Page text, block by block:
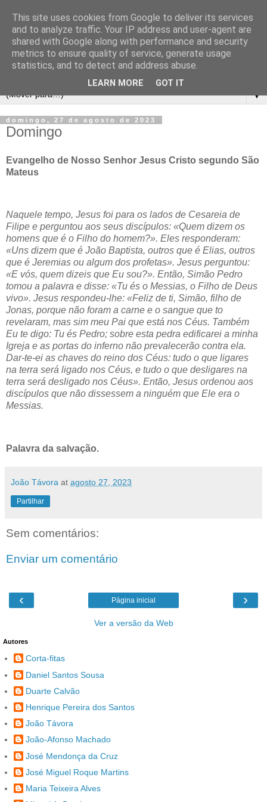
▼
domingo, 27 de agosto de 2023
Domingo
Evangelho de Nosso Senhor Jesus Cristo segundo São
Mateus
Naquele tempo, Jesus foi para os lados de Cesareia de
Filipe e perguntou aos seus discípulos: «Quem dizem os
homens que é o Filho do homem?». Eles responderam:
«Uns dizem que é João Baptista, outros que é Elias, outros
que é Jeremias ou algum dos profetas». Jesus perguntou:
«E vós, quem dizeis que Eu sou?». Então, Simão Pedro
tomou a palavra e disse: «Tu és o Messias, o Filho de Deus
vivo». Jesus respondeu-lhe: «Feliz de ti, Simão, filho de
Jonas, porque não foram a carne e o sangue que to
revelaram, mas sim meu Pai que está nos Céus. Também
Eu te digo: Tu és Pedro; sobre esta pedra edificarei a minha
Igreja e as portas do inferno não prevalecerão contra ela.
Dar-te-ei as chaves do reino dos Céus: tudo o que ligares
na terra será ligado nos Céus, e tudo o que desligares na
terra será desligado nos Céus». Então, Jesus ordenou aos
discípulos que não dissessem a ninguém que Ele era o
Messias.
Palavra da salvação.
João Távora at agosto 27, 2023
Partilhar
Sem comentários:
Enviar um comentário
‹ ›
Página inicial
Ver a versão da Web
Autores
Corta-fitas
Daniel Santos Sousa
Duarte Calvão
Henrique Pereira dos Santos
João Távora
João-Afonso Machado
José Mendonça da Cruz
José Miguel Roque Martins
Maria Teixeira Alves
This site uses cookies from Google to deliver its services
and to analyze traffic. Your IP address and user-agent are
shared with Google along with performance and security
metrics to ensure quality of service, generate usage
statistics, and to detect and address abuse.
LEARN MORE GOT IT